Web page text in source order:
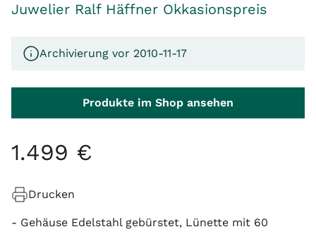
Juwelier Ralf Häffner Okkasionspreis
Archivierung vor 2010-11-17
Produkte im Shop ansehen
1.499 €
Drucken
- Gehäuse Edelstahl gebürstet, Lünette mit 60